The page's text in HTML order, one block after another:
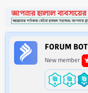
d
s
t
a
r
t
d
a
t
e
FORUM BOT
New member